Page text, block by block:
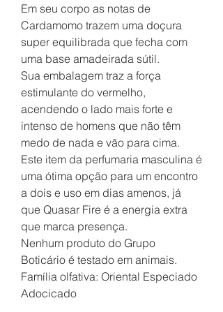
Em seu corpo as notas de
Cardamomo trazem uma doçura
super equilibrada que fecha com
uma base amadeirada sútil.
Sua embalagem traz a força
estimulante do vermelho,
acendendo o lado mais forte e
intenso de homens que não têm
medo de nada e vão para cima.
Este item da perfumaria masculina é
uma ótima opção para um encontro
a dois e uso em dias amenos, já
que Quasar Fire é a energia extra
que marca presença.
Nenhum produto do Grupo
Boticário é testado em animais.
Família olfativa: Oriental Especiado
Adocicado